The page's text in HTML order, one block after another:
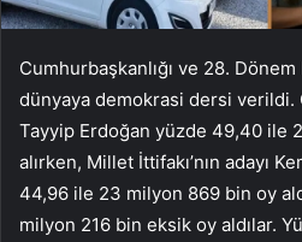
Cumhurbaşkanlığı ve 28.
dünyaya demokrasi dersi verildi.
Tayyip Erdoğan yüzde 49,40 ile
alırken, Millet İttifakı’nın adayı
44,96 ile 23 milyon 869 bin oy
milyon 216 bin eksik oy aldılar.